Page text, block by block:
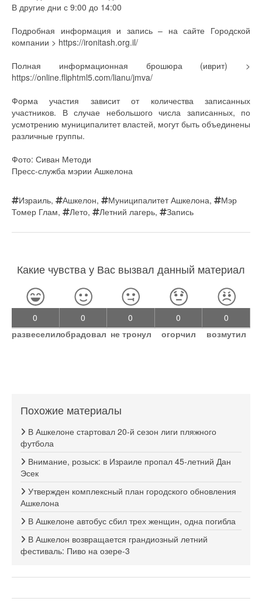
В другие дни с 9:00 до 14:00
Подробная информация и запись – на сайте Городской
компании > https://ironitash.org.il/
Полная информационная брошюра (иврит) >
https://online.fliphtml5.com/lianu/jmva/
Форма участия зависит от количества записанных
участников. В случае небольшого числа записанных, по
усмотрению муниципалитет властей, могут быть объединены
различные группы.
Фото: Сиван Методи
Пресс-служба мэрии Ашкелона
Израиль, Ашкелон, Муниципалитет Ашкелона,
Мэр
Томер Глам, Лето, Летний лагерь, Запись
Какие чувства у Вас вызвал данный материал
0
развеселил
0
обрадовал
0
не тронул
0
огорчил
0
возмутил
Похожие материалы
В Ашкелоне стартовал 20-й сезон лиги пляжного
футбола
Внимание, розыск: в Израиле пропал 45-летний Дан
Эсек
Утвержден комплексный план городского обновления
Ашкелона
В Ашкелоне автобус сбил трех женщин, одна погибла
В Ашкелон возвращается грандиозный летний
фестиваль: Пиво на озере-3